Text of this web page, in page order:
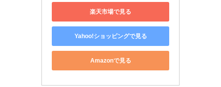
楽天市場で見る
Yahoo!ショッピングで見る
Amazonで見る